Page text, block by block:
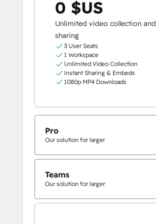
0 $US
Unlimited video collection and
sharing
3 User Seats
1 Workspace
Unlimited Video Collection
Instant Sharing & Embeds
1080p MP4 Downloads
Pro
Our solution for larger
Teams
Our solution for larger